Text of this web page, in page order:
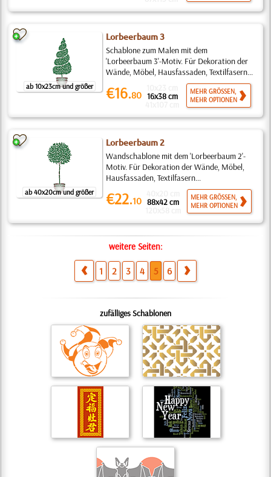
ab 10x23cm und größer
Lorbeerbaum 3
Schablone zum Malen mit dem
'Lorbeerbaum 3'-Motiv. Für Dekoration der
Wände, Möbel, Hausfassaden, Textilfasern...
€16.80 16x38 cm
MEHR GRÖSSEN,
MEHR OPTIONEN
ab 40x20cm und größer
Lorbeerbaum 2
Wandschablone mit dem 'Lorbeerbaum 2'-
Motiv. Für Dekoration der Wände, Möbel,
Hausfassaden, Textilfasern...
€22.10 88x42 cm
MEHR GRÖSSEN,
MEHR OPTIONEN
weitere Seiten:
1 2 3 4 5 6
zufälliges Schablonen